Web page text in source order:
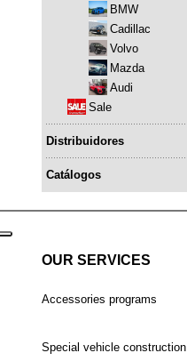
BMW
Cadillac
Volvo
Mazda
Audi
Sale
Distribuidores
Catálogos
OUR SERVICES
Accessories programs
Special vehicle construction